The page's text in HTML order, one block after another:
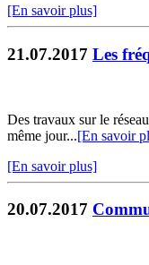
[En savoir plus]
21.07.2017 Les
Des travaux sur le
même jour...[En savoir
[En savoir plus]
20.07.2017